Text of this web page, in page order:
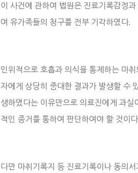
이 사건에 관하여 법원은 진료기록감정
여 유가족들의 청구를 전부 기각하였다.
인위적으로 호흡과 의식을 통제하는 마취
자에게 상당히 중대한 결과가 발생할 수
생하였다는 이유만으로 의료진에게 과실
적인 증거를 통하여 판단하여야 할 것이다
다만 마취기록지 등 진료기록이나 동의